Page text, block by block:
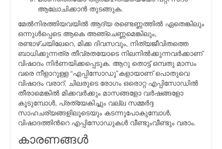
ആലോചിക്കാന്‍ തുടങ്ങുക.
മേല്‍നിരത്തിയവയില്‍ ആദ്യ രണ്ടെണ്ണത്തില്‍ ഏതെങ്കിലും
ഒന്നുള്‍പ്പെടെ ആകെ അഞ്ചെണ്ണമെങ്കിലും,
രണ്ടാഴ്ചയിലേറെ, മിക്ക ദിവസവും, നിത്യജീവിതത്തെ
ബാധിക്കുന്നത്ര തീവ്രതയോടെ നിലനില്‍ക്കുന്നവര്‍ക്കാണ്
വിഷാദം നിര്‍ണയിക്കപ്പെടുക. ആറു തൊട്ട് ഒമ്പതു മാസം
വരെ നീളാറുള്ള “എപ്പിസോഡു”കളായാണ് പൊതുവെ
വിഷാദം വരാറ്. ചിലരുടെ രോഗം ഒരൊറ്റ എപ്പിസോഡില്‍
തീരാമെങ്കില്‍ മിക്കവര്‍ക്കും മാസങ്ങളോ വര്‍ഷങ്ങളോ
കൂടുമ്പോള്‍, പ്രത്യേകിച്ചും വല്ല സമ്മര്‍ദ്ദ
സാഹചര്യങ്ങളിലൂടെയും കടന്നുപോകുമ്പോള്‍,
വിഷാദത്തിന്‍റെ എപ്പിസോഡുകള്‍ വീണ്ടുംവീണ്ടും വരാം.
കാരണങ്ങള്‍